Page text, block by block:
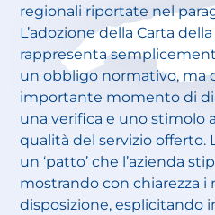
regionali riportate nel
L’adozione della Carta
rappresenta
un obbligo normativo, ma
importante momento di
una verifica e uno stimolo
qualità del servizio offerto.
un ‘patto’ che l’azienda
mostrando con chiarezza i
disposizione, esplicitando